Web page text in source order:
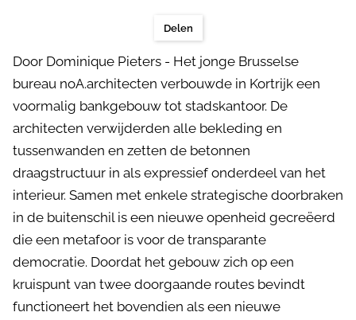
Delen
Door Dominique Pieters - Het jonge Brusselse
bureau noA.architecten verbouwde in Kortrijk een
voormalig bankgebouw tot stadskantoor. De
architecten verwijderden alle bekleding en
tussenwanden en zetten de betonnen
draagstructuur in als expressief onderdeel van het
interieur. Samen met enkele strategische doorbraken
in de buitenschil is een nieuwe openheid gecreëerd
die een metafoor is voor de transparante
democratie. Doordat het gebouw zich op een
kruispunt van twee doorgaande routes bevindt
functioneert het bovendien als een nieuwe